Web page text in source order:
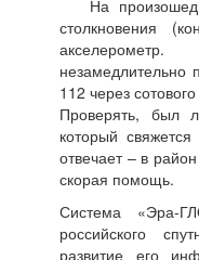
На
столкновения
112 через
Проверять, был
который
отвечает – в
скорая помощь.
Система «Эра-
российского
развитие его